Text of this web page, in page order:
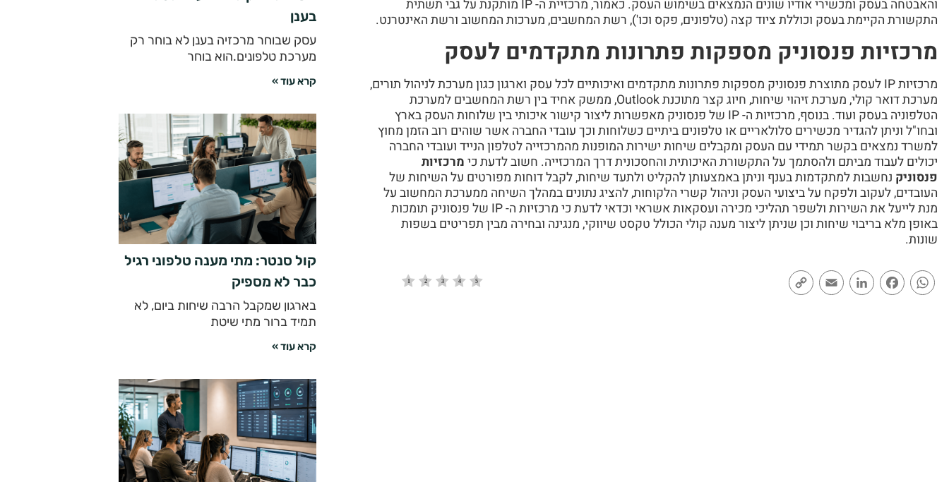
והאבטחה בעסק ומכשירי אודיו שונים הנמצאים בשימוש העסק. כאמור, מרכזיית ה- IP מותקנת על גבי תשתית
התקשורת הקיימת בעסק וכוללת ציוד קצה (טלפונים, פקס וכו'), רשת המחשבים, מערכות המחשוב ורשת האינטרנט.
מרכזיות פנסוניק מספקות פתרונות מתקדמים לעסק
מרכזיות IP לעסק מתוצרת פנסוניק מספקות פתרונות מתקדמים ואיכותיים לכל עסק וארגון כגון מערכת לניהול תורים,
מערכת דואר קולי, מערכת זיהוי שיחות, חיוג קצר מתוכנת Outlook, ממשק אחיד בין רשת המחשבים למערכת
הטלפוניה בעסק ועוד. בנוסף, מרכזיות ה- IP של פנסוניק מאפשרות ליצור קישור איכותי בין שלוחות העסק בארץ
ובחו"ל וניתן להגדיר מכשירים סלולאריים או טלפונים ביתיים כשלוחות וכך עובדי החברה אשר שוהים רוב הזמן מחוץ
למשרד נמצאים בקשר תמידי עם העסק ומקבלים שיחות ישירות המופנות מהמרכזייה לטלפון הנייד ועובדי החברה
יכולים לעבוד מביתם ולהסתמך על התקשורת האיכותית והחסכונית דרך המרכזייה. חשוב לדעת כי מרכזיות
פנסוניק נחשבות למתקדמות בענף וניתן באמצעותן להקליט ולתעד שיחות, לקבל דוחות מפורטים על השיחות של
העובדים, לעקוב ולפקח על ביצועי העסק וניהול קשרי הלקוחות, להציג נתונים במהלך השיחה ממערכת המחשוב על
מנת לייעל את השירות ולשפר תהליכי מכירה ועסקאות אשראי וכדאי לדעת כי מרכזיות ה- IP של פנסוניק תומכות
באופן מלא בריבוי שיחות וכן שניתן ליצור מענה קולי הכולל טקסט שיווקי, מנגינה ובחירה מבין תפריטים בשפות
שונות.
WhatsApp
Facebook
LinkedIn
Email
בענן
עסק שבוחר מרכזיה בענן לא בוחר רק
מערכת טלפונים.הוא בוחר
קרא עוד »
קול סנטר: מתי מענה טלפוני רגיל
כבר לא מספיק
בארגון שמקבל הרבה שיחות ביום, לא
תמיד ברור מתי שיטת
קרא עוד »